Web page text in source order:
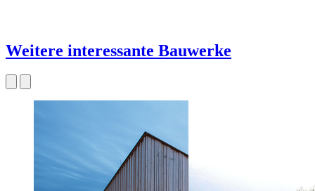
Weitere interessante Bauwerke